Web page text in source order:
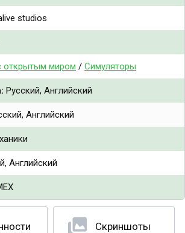
studios
открытым миром / Симуляторы
Русский, Английский
Английский
Английский
Скриншоты